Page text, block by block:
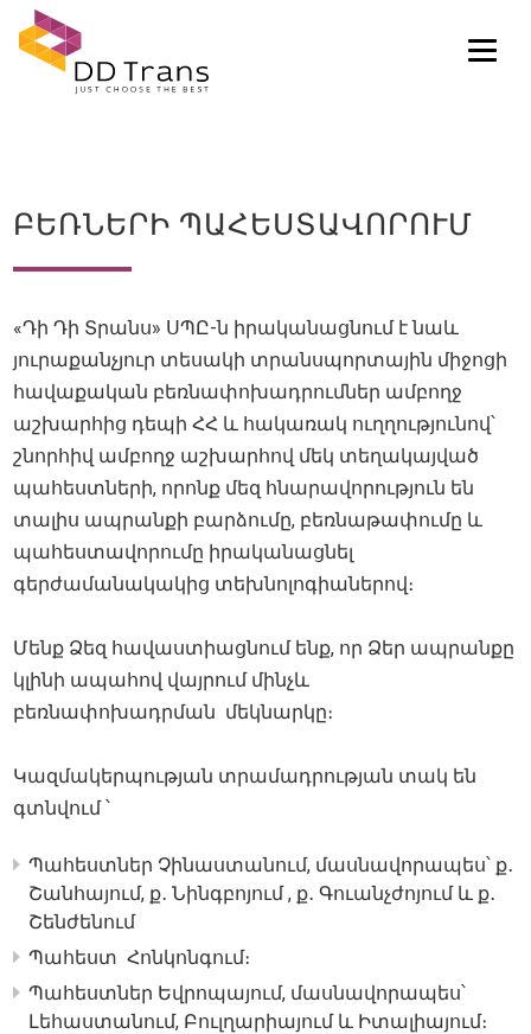
ԲԵՌՆԵՐԻ ՊԱՀԵՍՏԱՎՈՐՈՒՄ
«Դի Դի Տրանս» ՍՊԸ-ն իրականացնում է նաև
յուրաքանչյուր տեսակի տրանսպորտային միջոցի
հավաքական բեռնափոխադրումներ ամբողջ
աշխարհից դեպի ՀՀ և հակառակ ուղղությունով՝
շնորհիվ ամբողջ աշխարհով մեկ տեղակայված
պահեստների, որոնք մեզ հնարավորություն են
տալիս ապրանքի բարձումը, բեռնաթափումը և
պահեստավորումը իրականացնել
գերժամանակակից տեխնոլոգիաներով։
Մենք Ձեզ հավաստիացնում ենք, որ Ձեր ապրանքը
կլինի ապահով վայրում մինչև
բեռնափոխադրման մեկնարկը։
Կազմակերպության տրամադրության տակ են
գտնվում ՝
Պահեստներ Չինաստանում, մասնավորապես՝ ք․
Շանհայում, ք․ Նինգբոյում , ք․ Գուանչժոյում և ք․
Շենժենում
Պահեստ Հոնկոնգում։
Պահեստներ Եվրոպայում, մասնավորապես՝
Լեհաստանում, Բուլղարիայում և Իտալիայում։